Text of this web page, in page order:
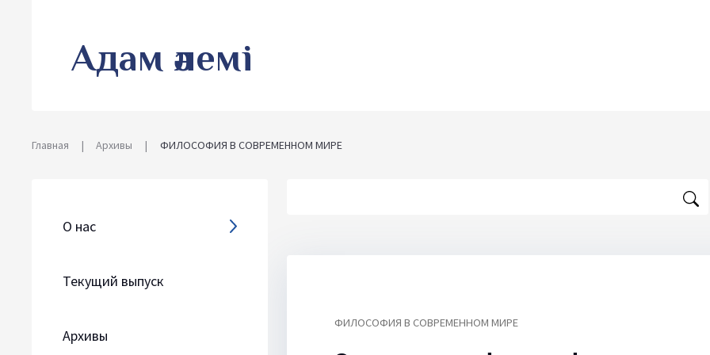
Адам әлемі
Главная | Архивы | ФИЛОСОФИЯ В СОВРЕМЕННОМ МИРЕ
О нас
Текущий выпуск
Архивы
ФИЛОСОФИЯ В СОВРЕМЕННОМ МИРЕ